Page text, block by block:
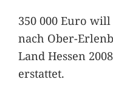
350 000 Euro
nach Ober-
Land Hessen
erstattet.